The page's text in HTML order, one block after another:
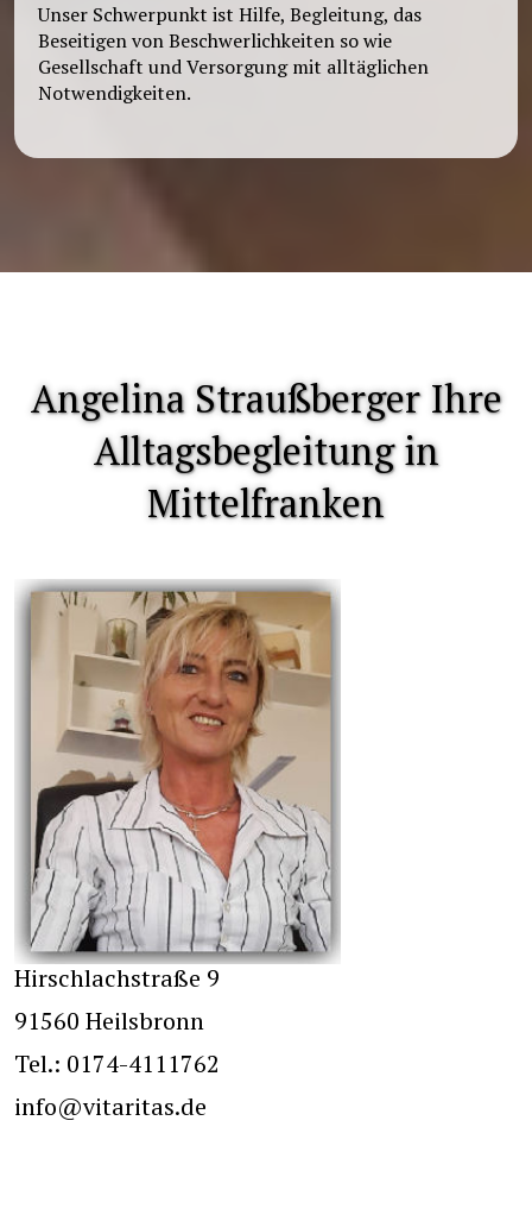
Unser Schwerpunkt ist Hilfe, Begleitung, das
Beseitigen von Beschwerlichkeiten so wie
Gesellschaft und Versorgung mit alltäglichen
Notwendigkeiten.
Angelina Straußberger Ihre
Alltagsbegleitung in
Mittelfranken
Hirschlachstraße 9
91560 Heilsbronn
Tel.: 0174-4111762
info@vitaritas.de